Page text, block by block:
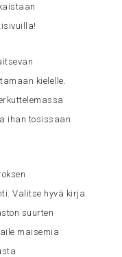
kielelle.
ihan tosissaan
Valitse hyvä kirja
suurten
maisemia